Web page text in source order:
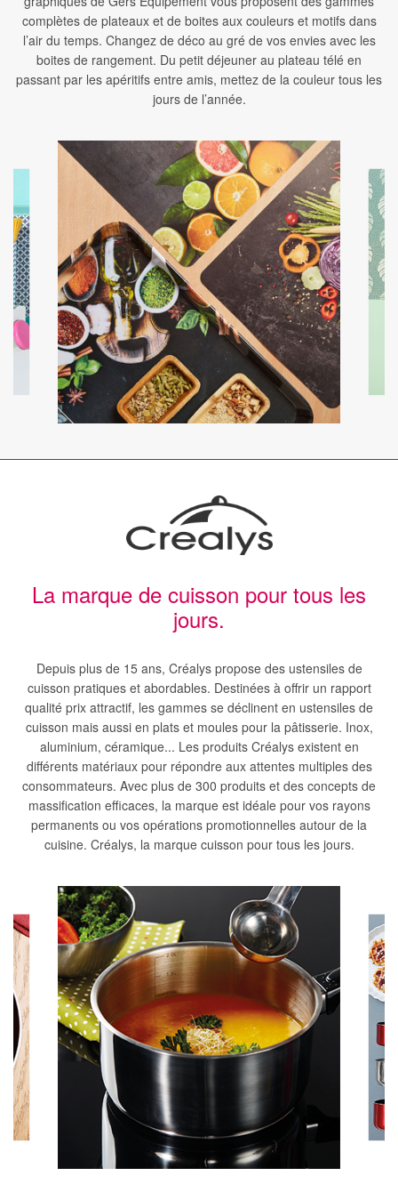
complètes de plateaux et de boites aux couleurs et motifs dans
l’air du temps. Changez de déco au gré de vos envies avec les
boites de rangement. Du petit déjeuner au plateau télé en
passant par les apéritifs entre amis, mettez de la couleur tous les
jours de l’année.
La marque de cuisson pour tous les
jours.
Depuis plus de 15 ans, Créalys propose des ustensiles de
cuisson pratiques et abordables. Destinées à offrir un rapport
qualité prix attractif, les gammes se déclinent en ustensiles de
cuisson mais aussi en plats et moules pour la pâtisserie. Inox,
aluminium, céramique... Les produits Créalys existent en
différents matériaux pour répondre aux attentes multiples des
consommateurs. Avec plus de 300 produits et des concepts de
massification efficaces, la marque est idéale pour vos rayons
permanents ou vos opérations promotionnelles autour de la
cuisine. Créalys, la marque cuisson pour tous les jours.